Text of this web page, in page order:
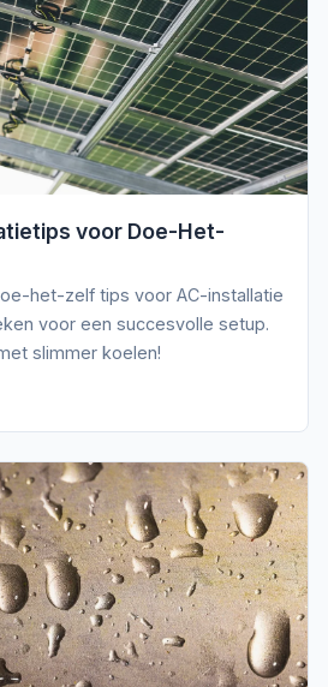
voor Doe-Het-
het-zelf tips voor AC-installatie
voor een succesvolle setup.
slimmer koelen!